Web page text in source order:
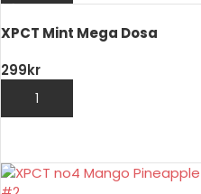
XPCT Mint Mega Dosa
299kr
LÄGG TILL I VARUKORG